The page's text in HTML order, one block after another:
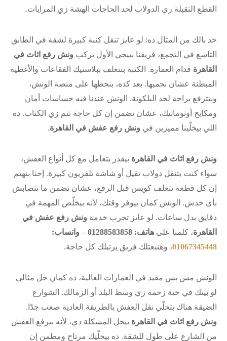
القطع التقيلة زي الدولاب لحد الحاجات الهشة زي المرايات.
خد بالك من المثال ده: لو عايز تنقل كنبة كبيرة لشقة في الطابق
التاسع في التجمع، فريقنا بييجي الأول يركب ونش رفع اثاث في
القاهرة قدام العمارة. الكنبة بتتغلف ببلاستيك الفقاعات والأغطية
المبطنة عشان نحميها. بعد كده، بنحطها على منصة الونش،
وبتترفع براحة لحد البلكونة. الونش عندنا فيه حساسات أمان
ومكابح أوتوماتيك، عشان نضمن إن كل حاجة تتم زي الكتاب. ده
اللي بيخلّينا مميزين في ونش رفع عفش في القاهرة.
ونش رفع اثاث في القاهرة بيقدر يتعامل مع كل أنواع العفش،
سواء كنت بتنقل دولاب تقيل أو شاشة تلفزيون كبيرة. إحنا بنهتم
إن كل قطعة تتغلف كويس قبل الرفع، عشان نضمن ما تتصابش
بأي خدش. الونش كمان بيوفر وقتك، لأنه بيخلّص المهمة في
دقايق بدل ساعات. لو عايز تجرب خدمة ونش رفع عفش في
القاهرة، كلمنا على هاتف: 01288583858 – واتساب:
01067345448، وهنبعتلك فريق يرتبلك كل حاجة.
الونش مش بس مفيد في العمارات العالية، ده كمان حل مثالي
لو بيتك في حتة زحمة زي وسط البلد أو الزمالك. الشوارع
الضيقة هناك بتخلّي نقل العفش بالطريقة العادية صعب جدًا.
ونش رفع اثاث في القاهرة بيحل المشكلة دي، لأنه بيرفع العفش
من الشارع على طول للشقة. ده بيخلّيك مرتاح ومطمن إن